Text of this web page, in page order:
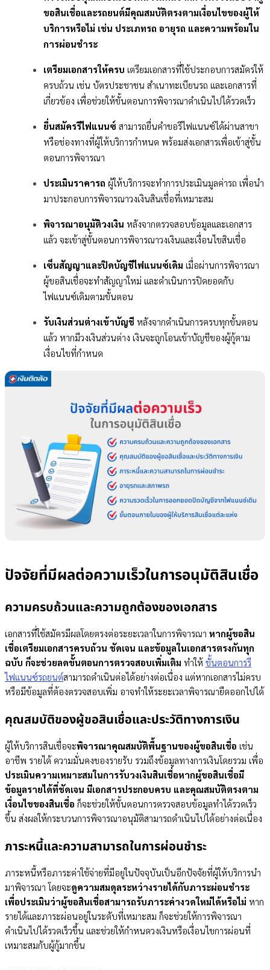
ขอสินเชื่อและรถยนต์มีคุณสมบัติตรงตามเงื่อนไขของผู้ให้
บริการหรือไม่ เช่น ประเภทรถ อายุรถ และความพร้อมใน
การผ่อนชำระ
เตรียมเอกสารให้ครบ เตรียมเอกสารที่ใช้ประกอบการสมัครให้
ครบถ้วน เช่น บัตรประชาชน สำเนาทะเบียนรถ และเอกสารที่
เกี่ยวข้อง เพื่อช่วยให้ขั้นตอนการพิจารณาดำเนินไปได้รวดเร็ว
ยื่นสมัครรีไฟแนนซ์ สามารถยื่นคำขอรีไฟแนนซ์ได้ผ่านสาขา
หรือช่องทางที่ผู้ให้บริการกำหนด พร้อมส่งเอกสารเพื่อเข้าสู่ขั้น
ตอนการพิจารณา
ประเมินราคารถ ผู้ให้บริการจะทำการประเมินมูลค่ารถ เพื่อนำ
มาประกอบการพิจารณาวงเงินสินเชื่อที่เหมาะสม
พิจารณาอนุมัติวงเงิน หลังจากตรวจสอบข้อมูลและเอกสาร
แล้ว จะเข้าสู่ขั้นตอนการพิจารณาวงเงินและเงื่อนไขสินเชื่อ
เซ็นสัญญาและปิดบัญชีไฟแนนซ์เดิม เมื่อผ่านการพิจารณา
ผู้ขอสินเชื่อจะทำสัญญาใหม่ และดำเนินการปิดยอดกับ
ไฟแนนซ์เดิมตามขั้นตอน
รับเงินส่วนต่างเข้าบัญชี หลังจากดำเนินการครบทุกขั้นตอน
แล้ว หากมีวงเงินส่วนต่าง เงินจะถูกโอนเข้าบัญชีของผู้กู้ตาม
เงื่อนไขที่กำหนด
ปัจจัยที่มีผลต่อความเร็วในการอนุมัติสินเชื่อ
ความครบถ้วนและความถูกต้องของเอกสาร
เอกสารที่ใช้สมัครมีผลโดยตรงต่อระยะเวลาในการพิจารณา หากผู้ขอสิน
เชื่อเตรียมเอกสารครบถ้วน ชัดเจน และข้อมูลในเอกสารตรงกันทุก
ฉบับ ก็จะช่วยลดขั้นตอนการตรวจสอบเพิ่มเติม ทำให้ ขั้นตอนการรี
ไฟแนนซ์รถยนต์สามารถดำเนินต่อได้อย่างต่อเนื่อง แต่หากเอกสารไม่ครบ
หรือมีข้อมูลที่ต้องตรวจสอบเพิ่ม อาจทำให้ระยะเวลาพิจารณายืดออกไปได้
คุณสมบัติของผู้ขอสินเชื่อและประวัติทางการเงิน
ผู้ให้บริการสินเชื่อจะพิจารณาคุณสมบัติพื้นฐานของผู้ขอสินเชื่อ เช่น
อาชีพ รายได้ ความมั่นคงของรายรับ รวมถึงข้อมูลทางการเงินโดยรวม เพื่อ
ประเมินความเหมาะสมในการรับวงเงินสินเชื่อหากผู้ขอสินเชื่อมี
ข้อมูลรายได้ที่ชัดเจน มีเอกสารประกอบครบ และคุณสมบัติตรงตาม
เงื่อนไขของสินเชื่อ ก็จะช่วยให้ขั้นตอนการตรวจสอบข้อมูลทำได้รวดเร็ว
ขึ้น ส่งผลให้กระบวนการพิจารณาอนุมัติสามารถดำเนินไปได้อย่างต่อเนื่อง
ภาระหนี้และความสามารถในการผ่อนชำระ
ภาระหนี้หรือภาระค่าใช้จ่ายที่มีอยู่ในปัจจุบันเป็นอีกปัจจัยที่ผู้ให้บริการนำ
มาพิจารณา โดยจะดูความสมดุลระหว่างรายได้กับภาระผ่อนชำระ
เพื่อประเมินว่าผู้ขอสินเชื่อสามารถรับภาระค่างวดใหม่ได้หรือไม่ หาก
รายได้และภาระผ่อนอยู่ในระดับที่เหมาะสม ก็จะช่วยให้การพิจารณา
ดำเนินไปได้รวดเร็วขึ้น และช่วยให้กำหนดวงเงินหรือเงื่อนไขการผ่อนที่
เหมาะสมกับผู้กู้มากขึ้น